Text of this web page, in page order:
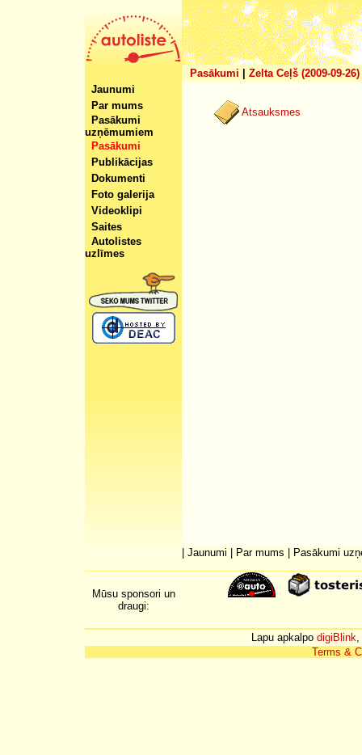
Pasākumi
Zelta Ceļš (2009-09-26)
Jaunumi
Par mums
Pasākumi
uzņēmumiem
Pasākumi
Publikācijas
Dokumenti
Foto galerija
Videoklipi
Saites
Autolistes
uzlīmes
Atsauksmes
Jaunumi Par mums Pasākumi
Mūsu sponsori un
draugi:
Lapu apkalpo digiBlink,
Terms &